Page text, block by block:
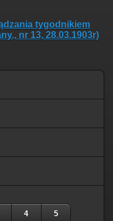
tygodnikiem
nr 13, 28.03.1903r)
4 5